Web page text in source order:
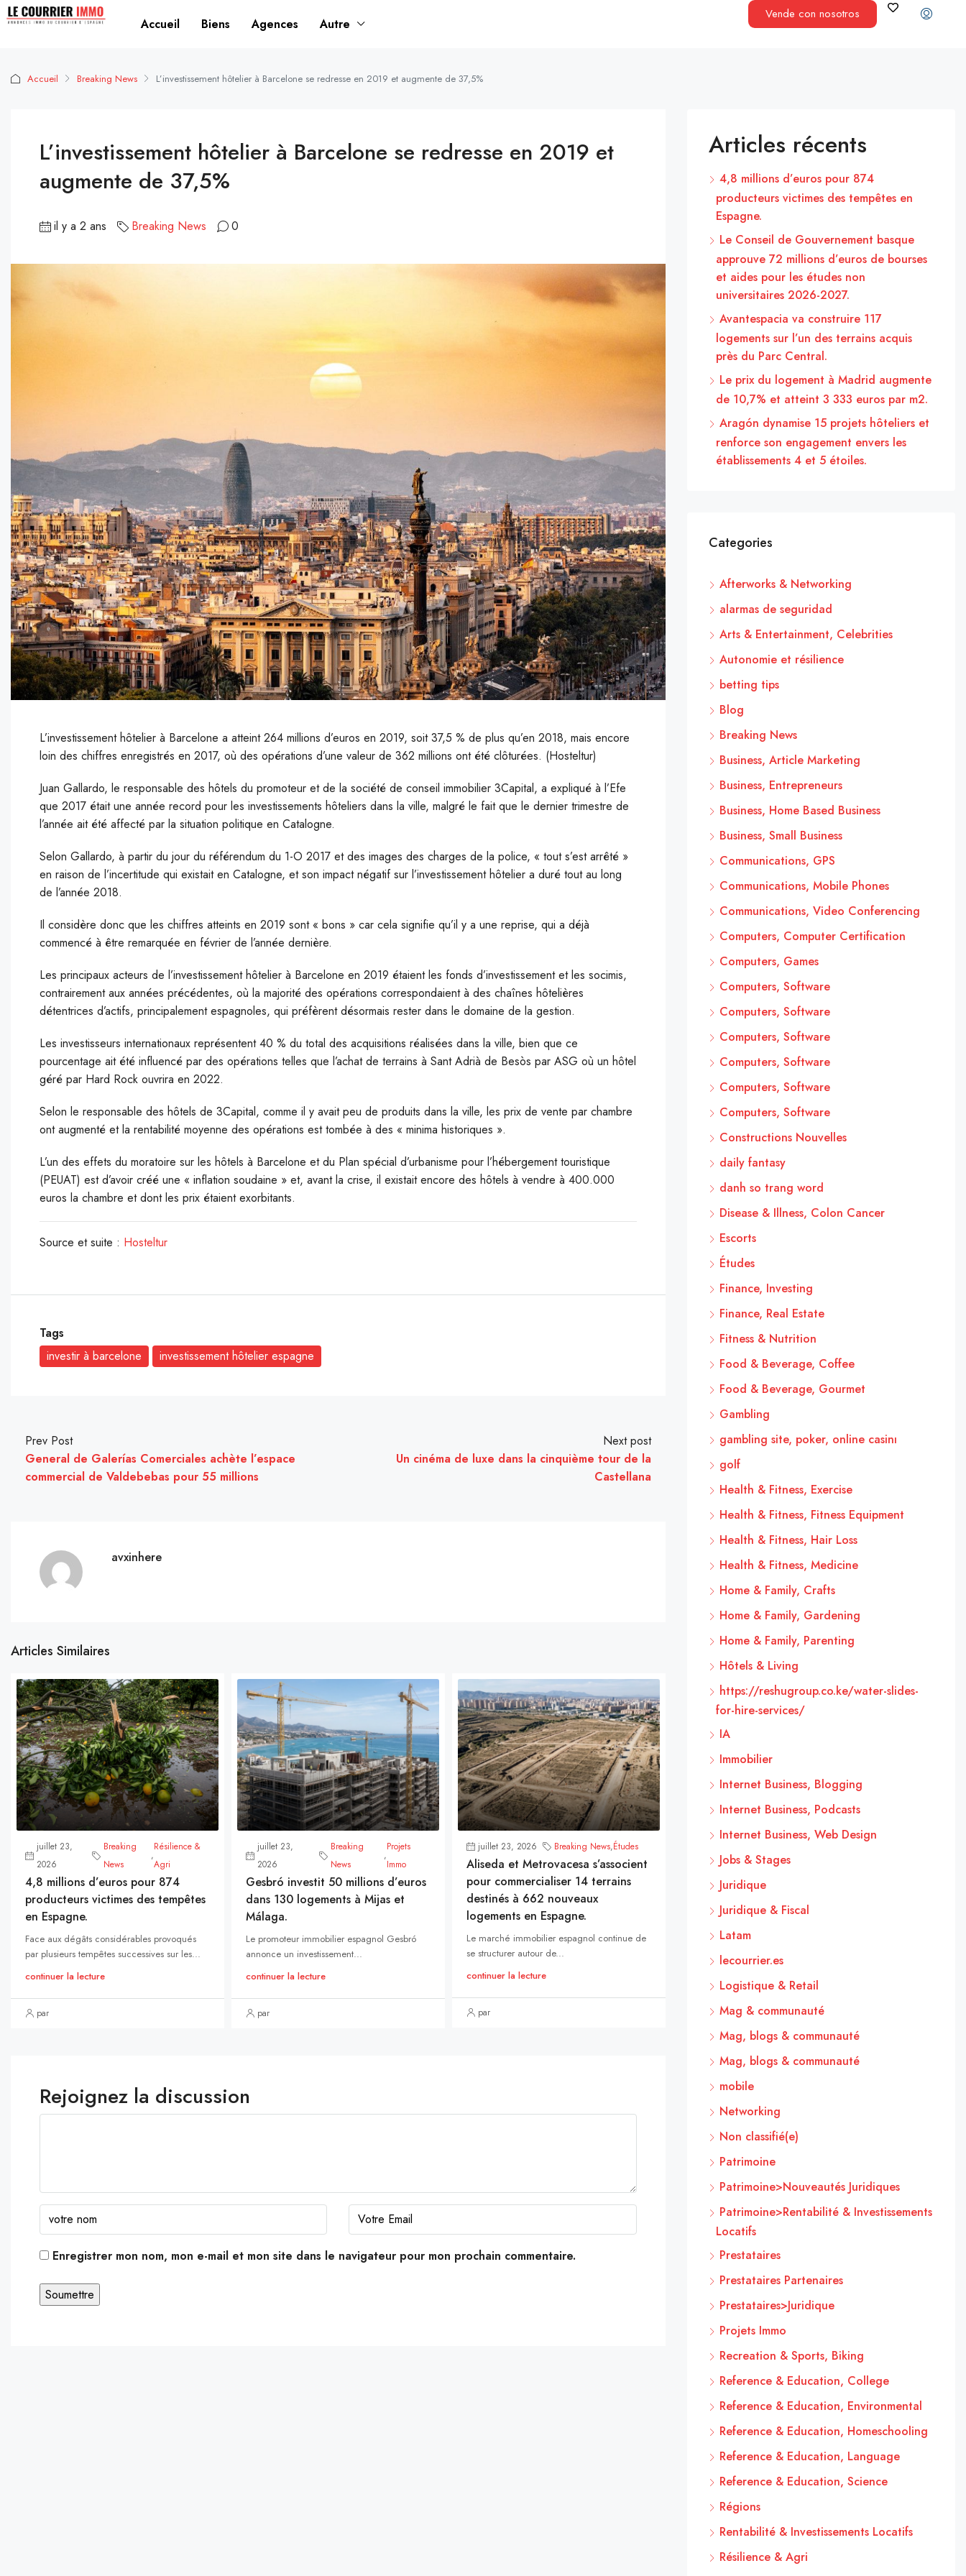
Accueil Biens Agences Autre
Vende con nosotros
Accueil Breaking News L’investissement hôtelier à Barcelone se redresse en 2019 et augmente de 37,5%
L’investissement hôtelier à Barcelone se redresse en 2019 et
augmente de 37,5%
il y a 2 ans Breaking News 0
L’investissement hôtelier à Barcelone a atteint 264 millions d’euros en 2019, soit 37,5 % de plus qu’en 2018, mais encore
loin des chiffres enregistrés en 2017, où des opérations d’une valeur de 362 millions ont été clôturées. (Hosteltur)
Juan Gallardo, le responsable des hôtels du promoteur et de la société de conseil immobilier 3Capital, a expliqué à l’Efe
que 2017 était une année record pour les investissements hôteliers dans la ville, malgré le fait que le dernier trimestre de
l’année ait été affecté par la situation politique en Catalogne.
Selon Gallardo, à partir du jour du référendum du 1-O 2017 et des images des charges de la police, « tout s’est arrêté »
en raison de l’incertitude qui existait en Catalogne, et son impact négatif sur l’investissement hôtelier a duré tout au long
de l’année 2018.
Il considère donc que les chiffres atteints en 2019 sont « bons » car cela signifie qu’il y a une reprise, qui a déjà
commencé à être remarquée en février de l’année dernière.
Les principaux acteurs de l’investissement hôtelier à Barcelone en 2019 étaient les fonds d’investissement et les socimis,
contrairement aux années précédentes, où la majorité des opérations correspondaient à des chaînes hôtelières
détentrices d’actifs, principalement espagnoles, qui préfèrent désormais rester dans le domaine de la gestion.
Les investisseurs internationaux représentent 40 % du total des acquisitions réalisées dans la ville, bien que ce
pourcentage ait été influencé par des opérations telles que l’achat de terrains à Sant Adrià de Besòs par ASG où un hôtel
géré par Hard Rock ouvrira en 2022.
Selon le responsable des hôtels de 3Capital, comme il y avait peu de produits dans la ville, les prix de vente par chambre
ont augmenté et la rentabilité moyenne des opérations est tombée à des « minima historiques ».
L’un des effets du moratoire sur les hôtels à Barcelone et du Plan spécial d’urbanisme pour l’hébergement touristique
(PEUAT) est d’avoir créé une « inflation soudaine » et, avant la crise, il existait encore des hôtels à vendre à 400.000
euros la chambre et dont les prix étaient exorbitants.
Source et suite : Hosteltur
Tags
investir à barcelone
investissement hôtelier espagne
Prev Post
General de Galerías Comerciales achète l’espace
commercial de Valdebebas pour 55 millions
Next post
Un cinéma de luxe dans la cinquième tour de la
Castellana
avxinhere
Articles Similaires
juillet 23,
2026
Breaking
News
,
Résilience &
Agri
4,8 millions d’euros pour 874
producteurs victimes des tempêtes
en Espagne.
Face aux dégâts considérables provoqués
par plusieurs tempêtes successives sur les...
continuer la lecture
par
juillet 23,
2026
Breaking
News
,
Projets
Immo
Gesbró investit 50 millions d’euros
dans 130 logements à Mijas et
Málaga.
Le promoteur immobilier espagnol Gesbró
annonce un investissement...
continuer la lecture
par
juillet 23, 2026 Breaking News,Études
Aliseda et Metrovacesa s’associent
pour commercialiser 14 terrains
destinés à 662 nouveaux
logements en Espagne.
Le marché immobilier espagnol continue de
se structurer autour de...
continuer la lecture
par
Rejoignez la discussion
Enregistrer mon nom, mon e-mail et mon site dans le navigateur pour mon prochain commentaire.
Articles récents
4,8 millions d’euros pour 874
producteurs victimes des tempêtes en
Espagne.
Le Conseil de Gouvernement basque
approuve 72 millions d’euros de bourses
et aides pour les études non
universitaires 2026-2027.
Avantespacia va construire 117
logements sur l’un des terrains acquis
près du Parc Central.
Le prix du logement à Madrid augmente
de 10,7% et atteint 3 333 euros par m2.
Aragón dynamise 15 projets hôteliers et
renforce son engagement envers les
établissements 4 et 5 étoiles.
Categories
Afterworks & Networking
alarmas de seguridad
Arts & Entertainment, Celebrities
Autonomie et résilience
betting tips
Blog
Breaking News
Business, Article Marketing
Business, Entrepreneurs
Business, Home Based Business
Business, Small Business
Communications, GPS
Communications, Mobile Phones
Communications, Video Conferencing
Computers, Computer Certification
Computers, Games
Computers, Software
Computers, Software
Computers, Software
Computers, Software
Computers, Software
Computers, Software
Constructions Nouvelles
daily fantasy
danh so trang word
Disease & Illness, Colon Cancer
Escorts
Études
Finance, Investing
Finance, Real Estate
Fitness & Nutrition
Food & Beverage, Coffee
Food & Beverage, Gourmet
Gambling
gambling site, poker, online casinı
golf
Health & Fitness, Exercise
Health & Fitness, Fitness Equipment
Health & Fitness, Hair Loss
Health & Fitness, Medicine
Home & Family, Crafts
Home & Family, Gardening
Home & Family, Parenting
Hôtels & Living
https://reshugroup.co.ke/water-slides-
for-hire-services/
IA
Immobilier
Internet Business, Blogging
Internet Business, Podcasts
Internet Business, Web Design
Jobs & Stages
Juridique
Juridique & Fiscal
Latam
lecourrier.es
Logistique & Retail
Mag & communauté
Mag, blogs & communauté
Mag, blogs & communauté
mobile
Networking
Non classifié(e)
Patrimoine
Patrimoine>Nouveautés Juridiques
Patrimoine>Rentabilité & Investissements
Locatifs
Prestataires
Prestataires Partenaires
Prestataires>Juridique
Projets Immo
Recreation & Sports, Biking
Reference & Education, College
Reference & Education, Environmental
Reference & Education, Homeschooling
Reference & Education, Language
Reference & Education, Science
Régions
Rentabilité & Investissements Locatifs
Résilience & Agri